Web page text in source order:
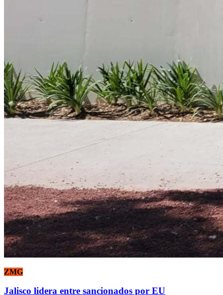
ZMG
Jalisco lidera entre sancionados por EU